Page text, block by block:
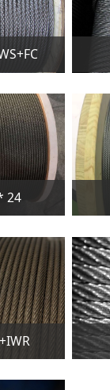
24